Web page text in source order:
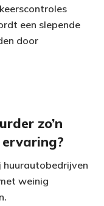
een slepende
door
zo’n
weinig